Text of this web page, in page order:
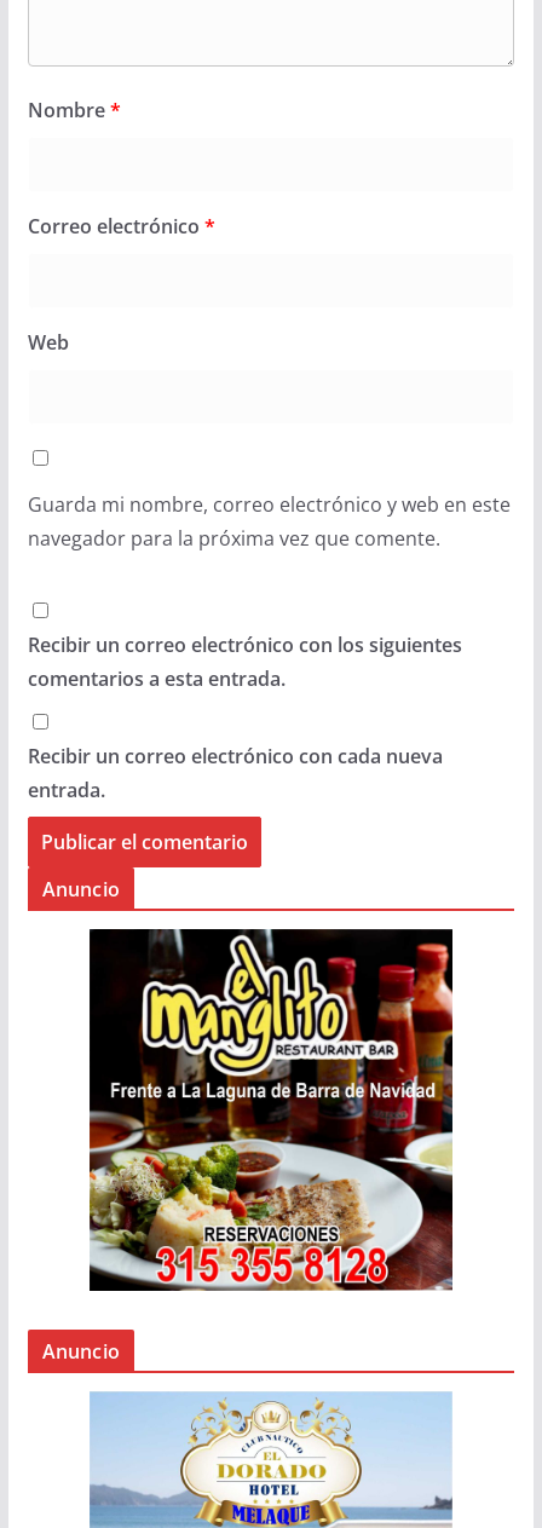
Nombre*
Correo electrónico *
Web
Guarda mi nombre, correo electrónico y web en este
navegador para la próxima vez que comente.
Recibir un correo electrónico con los siguientes
comentarios a esta entrada.
Recibir un correo electrónico con cada nueva
entrada.
Anuncio
Anuncio